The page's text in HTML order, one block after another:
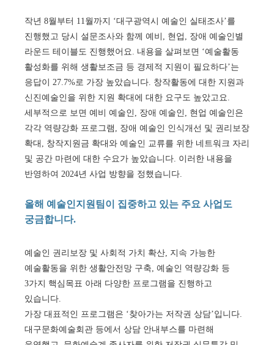
작년 8월부터 11월까지 ‘대구광역시 예술인 실태조사’를
진행했고 당시 설문조사와 함께 예비, 현업, 장애 예술인별
라운드 테이블도 진행했어요. 내용을 살펴보면 ‘예술활동
활성화를 위해 생활보조금 등 경제적 지원이 필요하다’는
응답이 27.7%로 가장 높았습니다. 창작활동에 대한 지원과
신진예술인을 위한 지원 확대에 대한 요구도 높았고요.
세부적으로 보면 예비 예술인, 장애 예술인, 현업 예술인은
각각 역량강화 프로그램, 장애 예술인 인식개선 및 권리보장
확대, 창작지원금 확대와 예술인 교류를 위한 네트워크 자리
및 공간 마련에 대한 수요가 높았습니다. 이러한 내용을
반영하여 2024년 사업 방향을 정했습니다.
올해 예술인지원팀이 집중하고 있는 주요 사업도
궁금합니다.
예술인 권리보장 및 사회적 가치 확산, 지속 가능한
예술활동을 위한 생활안전망 구축, 예술인 역량강화 등
3가지 핵심목표 아래 다양한 프로그램을 진행하고
있습니다.
가장 대표적인 프로그램은 ‘찾아가는 저작권 상담’입니다.
대구문화예술회관 등에서 상담 안내부스를 마련해